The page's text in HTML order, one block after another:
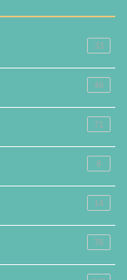
33
46
71
8
14
76